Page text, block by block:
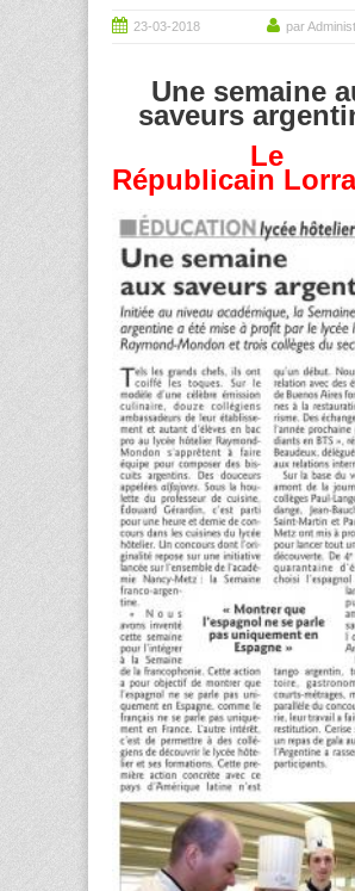
23-03-2018 par
Une semaine
saveurs
Le
Républicain